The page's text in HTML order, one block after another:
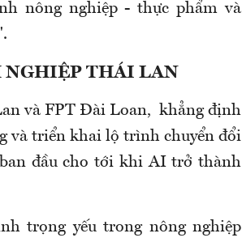
nông nghiệp - thực phẩm và
NGHIỆP THÁI LAN
và FPT Đài Loan, khẳng định
và triển khai lộ trình chuyển đổi
đầu cho tới khi AI trở thành
trọng yếu trong nông nghiệp